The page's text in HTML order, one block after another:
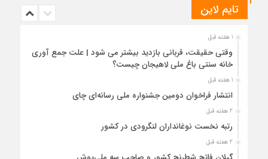
تایم لاین
1 هفته قبل
وقتی حقیقت، قربانی بازدید بیشتر می شود | علت جمع آوری
خانه سنتی باغ ملی لاهیجان چیست؟
1 هفته قبل
انتشار فراخوان دومین جشنواره ملی رسانه‌ای چای
2 هفته قبل
رتبه نخست نوغانداران لنگرودی در کشور
2 هفته قبل